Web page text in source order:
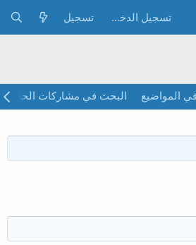
تسجيل الدخول تسجيل
المواضيع
البحث في مشاركات الحائط